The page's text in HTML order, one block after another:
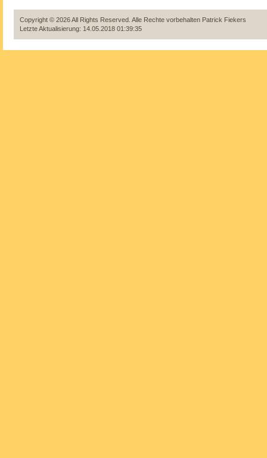
Copyright © 2026 All Rights Reserved. Alle Rechte vorbehalten Patrick Fiekers
Letzte Aktualisierung: 14.05.2018 01:39:35